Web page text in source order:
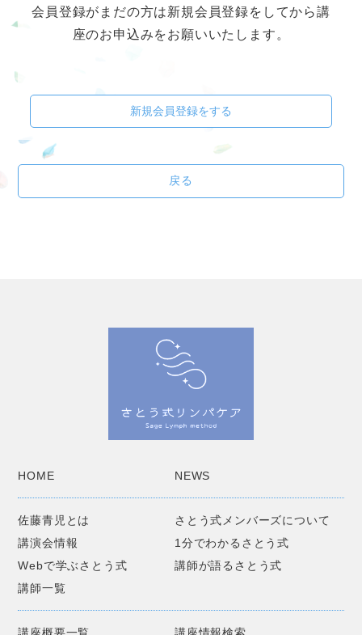
会員登録がまだの方は新規会員登録をしてから講
座のお申込みをお願いいたします。
新規会員登録をする
戻る
HOME NEWS
佐藤青児とは
さとう式メンバーズについて
講演会情報
1分でわかるさとう式
Webで学ぶさとう式
講師が語るさとう式
講師一覧
講座概要一覧 講座情報検索